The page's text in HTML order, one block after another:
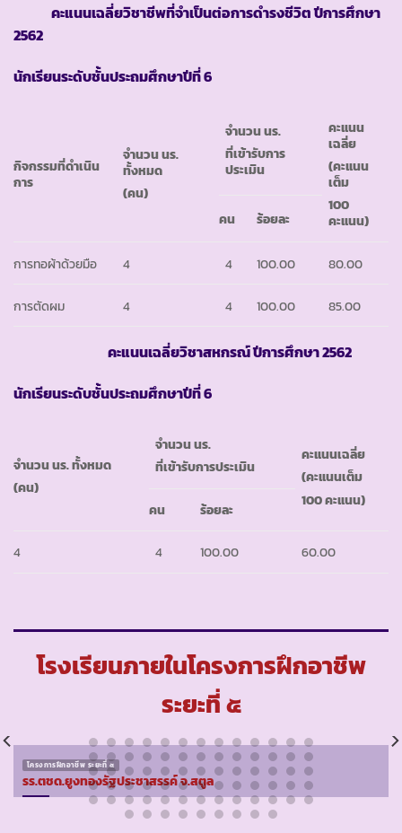
คะแนนเฉลี่ยวิชาชีพที่จำเป็นต่อการดำรงชีวิต ปีการศึกษา
2562
นักเรียนระดับชั้นประถมศึกษาปีที่ 6
กิจกรรมที่ดำเนิน
การ
จำนวน นร.
ทั้งหมด
(คน)
จำนวน นร.
ที่เข้ารับการ
ประเมิน
คะแนน
เฉลี่ย
(คะแนน
เต็ม
100
คะแนน)
คน ร้อยละ
การทอผ้าด้วยมือ 4 4 100.00 80.00
การตัดผม 4 4 100.00 85.00
คะแนนเฉลี่ยวิชาสหกรณ์ ปีการศึกษา 2562
นักเรียนระดับชั้นประถมศึกษาปีที่ 6
จำนวน นร. ทั้งหมด
(คน)
จำนวน นร.
ที่เข้ารับการประเมิน
คะแนนเฉลี่ย
(คะแนนเต็ม
100 คะแนน)
คน ร้อยละ
4 4 100.00 60.00
โรงเรียนภายในโครงการฝึกอาชีพ
ระยะที่ ๕
โครงการฝึกอาชีพ ระยะที่ ๕
รร.ตชด.ยูงทองรัฐประชาสรรค์ จ.สตูล